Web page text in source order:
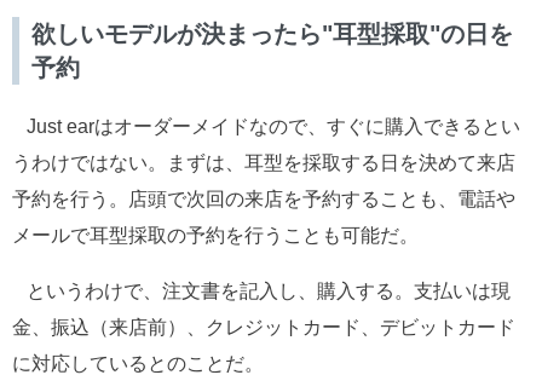
欲しいモデルが決まったら"耳型採取"の日を
予約
Just earはオーダーメイドなので、すぐに購入できるとい
うわけではない。まずは、耳型を採取する日を決めて来店
予約を行う。店頭で次回の来店を予約することも、電話や
メールで耳型採取の予約を行うことも可能だ。
というわけで、注文書を記入し、購入する。支払いは現
金、振込（来店前）、クレジットカード、デビットカード
に対応しているとのことだ。